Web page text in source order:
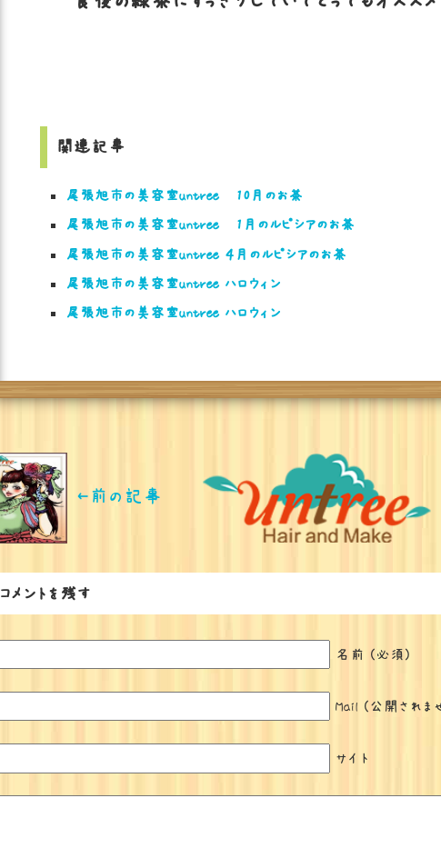
関連記事
尾張旭市の美容室untree 10月のお茶
尾張旭市の美容室untree 1月のルピシアのお茶
尾張旭市の美容室untree ４月のルピシアのお茶
尾張旭市の美容室untree ハロウィン
尾張旭市の美容室untree ハロウィン
←前の記事
コメントを残す
名前 (必須)
Mail (公開されま
サイト